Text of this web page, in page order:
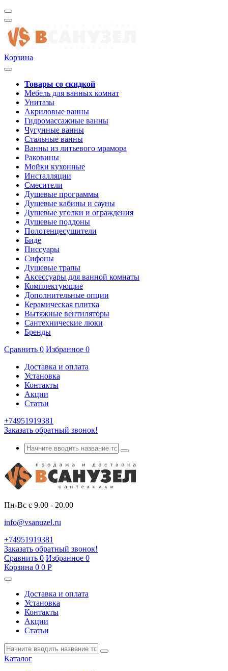
Корзина
Товары со скидкой
Мебель для ванных комнат
Унитазы
Акриловые ванны
Гидромассажные ванны
Чугунные ванны
Стальные ванны
Ванны из литьевого мрамора
Раковины
Мойки кухонные
Инсталляции
Смесители
Душевые программы
Душевые кабины и сауны
Душевые уголки и ограждения
Душевые поддоны
Полотенцесушители
Биде
Писсуары
Сифоны
Душевые трапы
Аксессуары для ванной комнаты
Комплектующие
Дополнительные опции
Керамическая плитка
Вытяжные вентиляторы
Сантехнические люки
Бренды
Сравнить 0 Избранное 0
Доставка и оплата
Установка
Контакты
Акции
Статьи
+74951919381
Заказать обратный звонок!
Пн-Вс с 9.00 - 20.00
info@vsanuzel.ru
+74951919381
Заказать обратный звонок!
Сравнить 0 Избранное 0
Корзина 0 0 Р
Доставка и оплата
Установка
Контакты
Акции
Статьи
Каталог